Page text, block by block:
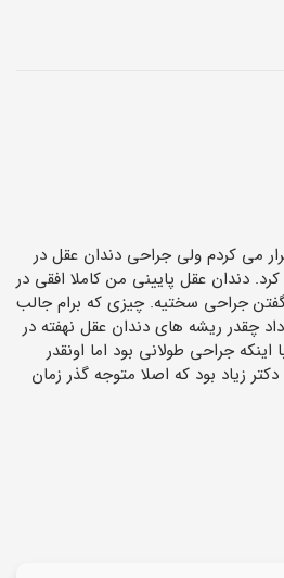
می ‌کردم ولی جراحی دندان عقل در
دندان عقل پایینی من کاملا افقی در
جراحی سختیه. چیزی که برام جالب
چقدر ریشه ‌های دندان عقل نهفته در
جراحی طولانی بود اما اونقدر
زیاد بود که اصلا متوجه گذر زمان